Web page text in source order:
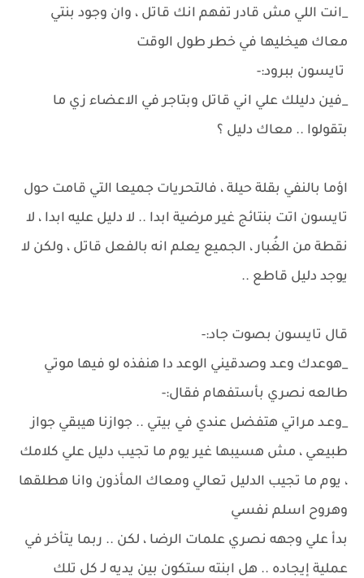
_انت اللي مش قادر تفهم انك قاتل ، وان وجود بنتي
معاك هيخليها في خطر طول الوقت
تايسون ببرود:-
_فين دليلك علي اني قاتل وبتاجر في الاعضاء زي ما
بتقولوا .. معاك دليل ؟
اؤما بالنفي بقلة حيلة ، فالتحريات جميعا التي قامت حول
تايسون اتت بنتائج غير مرضية ابدا .. لا دليل عليه ابدا ، لا
نقطة من الغُبار ، الجميع يعلم انه بالفعل قاتل ، ولكن لا
يوجد دليل قاطع ..
قال تايسون بصوت جاد:-
_هوعدك وعـد وصدقيني الوعد دا هنفذه لو فيها موتي
طالعه نصري بأستفهام فقال:-
_وعـد مراتي هتفضل عندي في بيتي .. جوازنا هيبقي جواز
طبيعي ، مش هسيبها غير يوم ما تجيب دليل علي كلامك
، يوم ما تجيب الدليل تعالي ومعاك المأذون وانا هطلقها
وهروح اسلم نفسي
بدأ علي وجهه نصري علمات الرضا ، لكن .. ربما يتأخر في
عملية إيجاده .. هل ابنته ستكون بين يديه لـ كل تلك